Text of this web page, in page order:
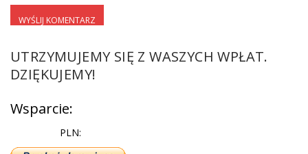
UTRZYMUJEMY SIĘ Z WASZYCH WPŁAT.
DZIĘKUJEMY!
Wsparcie:
PLN: